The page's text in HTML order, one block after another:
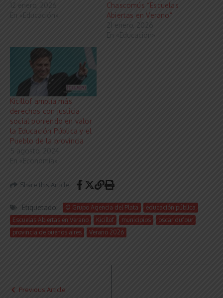
12 enero, 2026
En «Educación»
Chascomús “Escuelas
Abiertas en Verano”
21 enero, 2026
En «Educación»
Kicillof amplía más
derechos con justicia
social poniendo en valor
la Educación Pública y el
Pueblo de la provincia
5 agosto, 2024
En «Economía»
Share this Article
Etiquetado: © Grupo Agencia del Plata
educación pública
Escuelas Abiertas en Verano
Kicillof municipios
oscar dufour
provincia de buenos aires
Verano 2026
Previous Article